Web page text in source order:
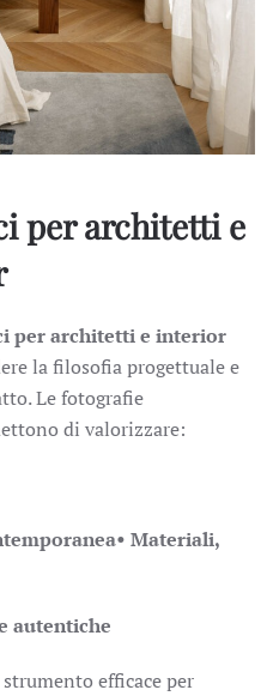
per architetti e
per architetti e interior
la filosofia progettuale e
Le fotografie
di valorizzare:
Materiali,
autentiche
efficace per